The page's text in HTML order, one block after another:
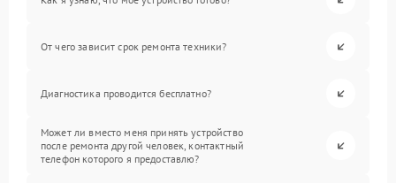
От чего зависит срок ремонта техники?
Диагностика проводится бесплатно?
Может ли вместо меня принять устройство
после ремонта другой человек, контактный
телефон которого я предоставлю?